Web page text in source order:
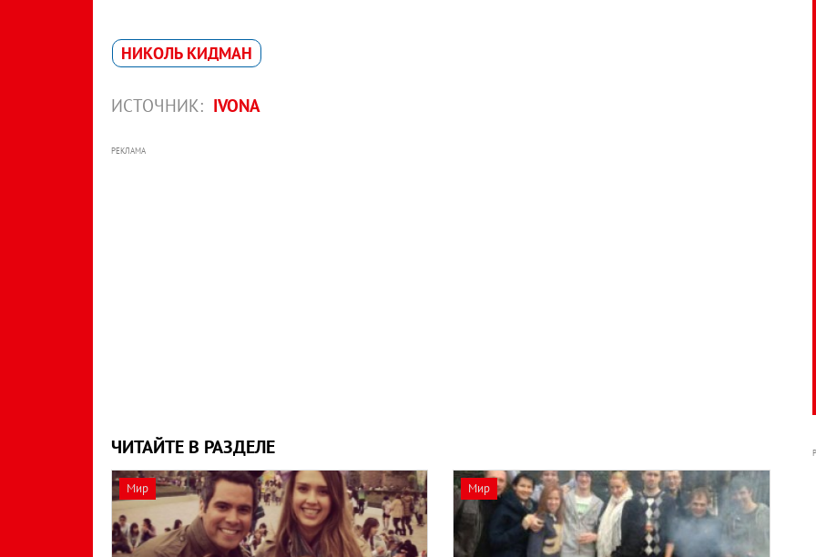
НИКОЛЬ КИДМАН
ИСТОЧНИК: IVONA
РЕКЛАМА
ЧИТАЙТЕ В РАЗДЕЛЕ
Мир Мир